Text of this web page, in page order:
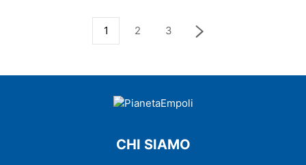
1 2 3
CHI SIAMO